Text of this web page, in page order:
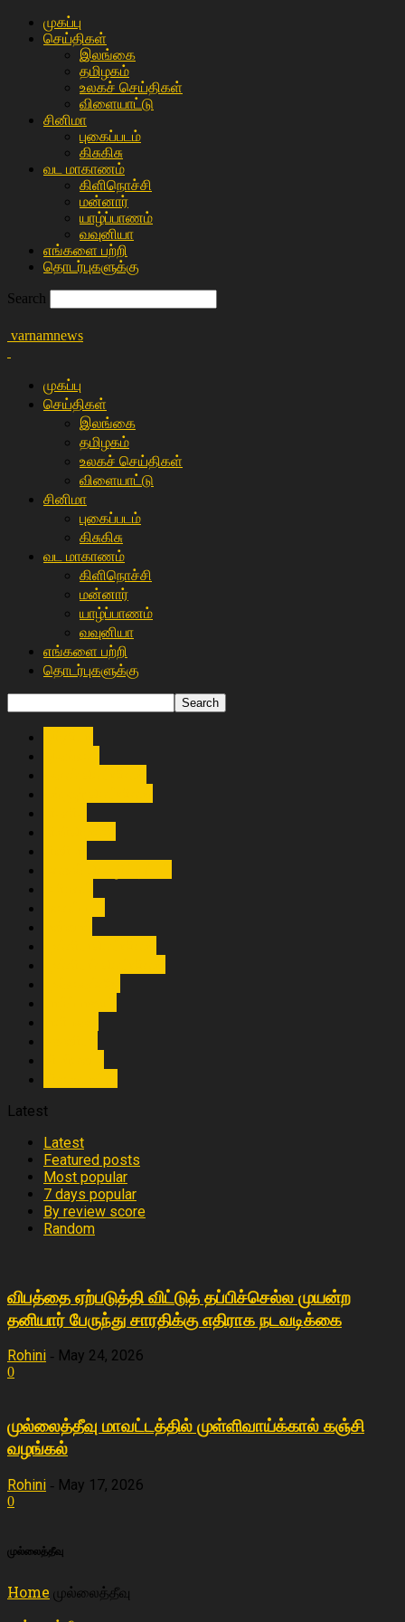
முகப்பு
செய்திகள்
இலங்கை
த‌மிழக‌ம்
உலகச் செய்திகள்
விளையா‌ட்டு
சி‌னிமா
புகைப்படம்
கிசு‌கிசு
வட மாகாணம்
கிளிநொச்சி
மன்னார்
யாழ்ப்பாணம்
வவுனியா
எங்களை பற்றி
தொடர்புகளுக்கு
Search
varnamnews
முகப்பு
செய்திகள்
இலங்கை
த‌மிழக‌ம்
உலகச் செய்திகள்
விளையா‌ட்டு
சி‌னிமா
புகைப்படம்
கிசு‌கிசு
வட மாகாணம்
கிளிநொச்சி
மன்னார்
யாழ்ப்பாணம்
வவுனியா
எங்களை பற்றி
தொடர்புகளுக்கு
Latest
Latest
Featured posts
Most popular
7 days popular
By review score
Random
விபத்தை ஏற்படுத்தி விட்டுத் தப்பிச்செல்ல முயன்ற
தனியார் பேருந்து சாரதிக்கு எதிராக நடவடிக்கை
Rohini - May 24, 2026
0
முல்லைத்தீவு மாவட்டத்தில் முள்ளிவாய்க்கால் கஞ்சி
வழங்கல்
Rohini - May 17, 2026
0
முல்லைத்தீவு
Home முல்லைத்தீவு